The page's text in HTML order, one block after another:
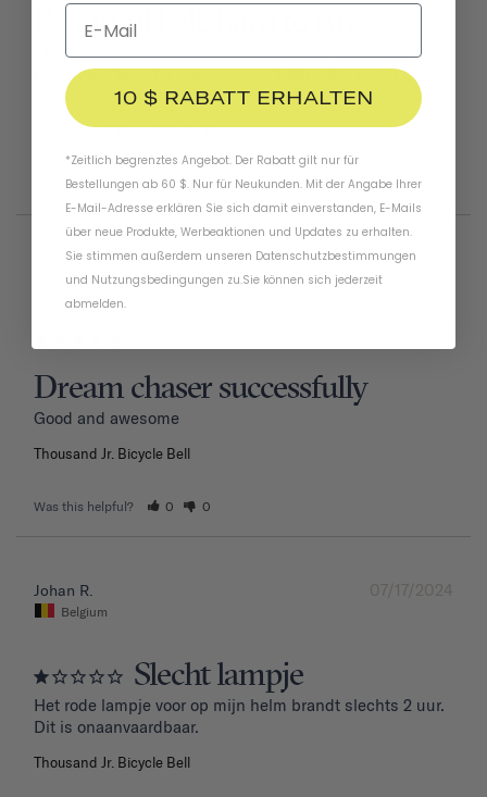
Beautiful bell, hard to ring
The bell is beautiful and easy to install. However, my 6yo
has a hard time for some reason hitting the ringer at the
right angle to make a clear ding sound.
Thousand Jr. Bicycle Bell Tiger
Was this helpful? 1 0
02/11/2026
Dream chaser successfully
Good and awesome
Thousand Jr. Bicycle Bell
Was this helpful? 0 0
07/17/2024
Johan R.
Belgium
Slecht lampje
Het rode lampje voor op mijn helm brandt slechts 2 uur.
Dit is onaanvaardbaar.
Thousand Jr. Bicycle Bell
10 $ RABATT ERHALTEN
*Zeitlich begrenztes Angebot. Der Rabatt gilt nur für
Bestellungen ab 60 $. Nur für Neukunden. Mit der Angabe Ihrer
E-Mail-Adresse erklären Sie sich damit einverstanden, E-Mails
über neue Produkte, Werbeaktionen und Updates zu erhalten.
Sie stimmen außerdem unseren Datenschutzbestimmungen
und Nutzungsbedingungen zu.Sie können sich jederzeit
abmelden.